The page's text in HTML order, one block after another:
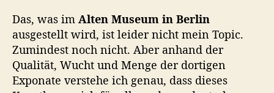
Das, was im Alten Museum in Berlin
ausgestellt wird, ist leider nicht mein Topic.
Zumindest noch nicht. Aber anhand der
Qualität, Wucht und Menge der dortigen
Exponate verstehe ich genau, dass dieses